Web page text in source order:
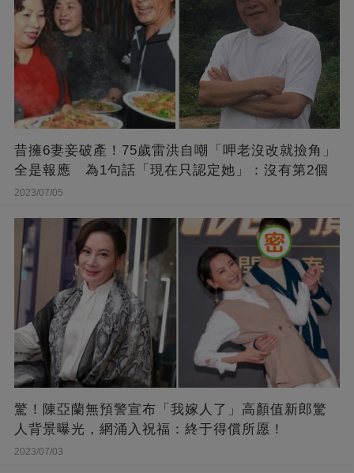
昔擁6妻妾破產！75歲雷洪自嘲「呷老沒改就撿角」
全是報應 為1句話「現在只認定她」：沒有第2個
2023/07/05
驚！陳亞蘭無預警宣布「我嫁人了」高顏值新郎驚
人背景曝光，網涌入祝福：終于得償所愿！
2023/07/03